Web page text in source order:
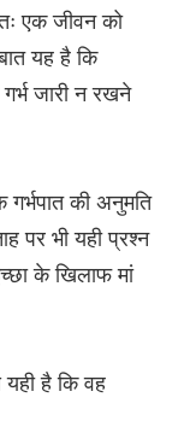
एक जीवन को
यह है कि
जारी न रखने
की अनुमति
पर भी यही प्रश्न
के खिलाफ मां
है कि वह